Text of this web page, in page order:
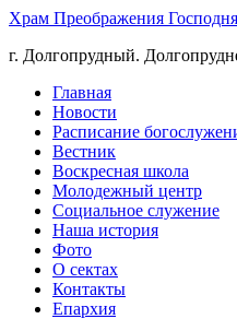
Храм Преображения Господня
г. Долгопрудный.
Главная
Новости
Расписание
Вестник
Воскресная школа
Молодежный центр
Социальное служение
Наша история
Фото
О сектах
Контакты
Епархия